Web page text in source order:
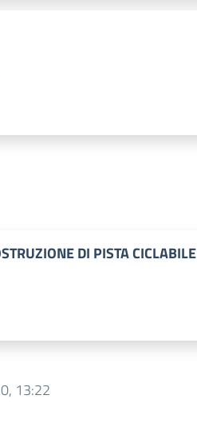
DI PISTA CICLABILE
13:22